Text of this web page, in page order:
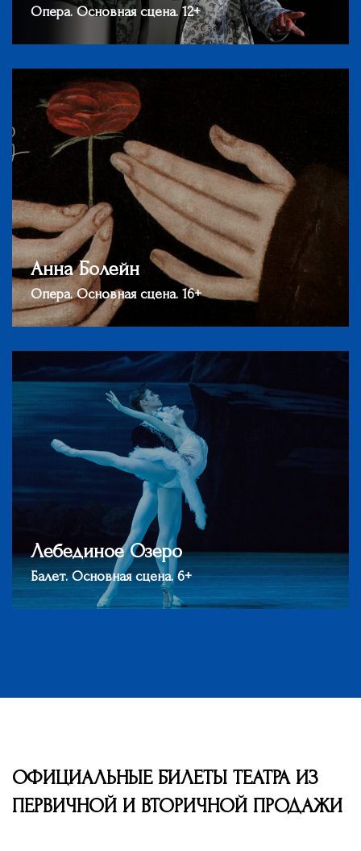
Опера. Основная сцена. 12+
Анна Болейн
Опера. Основная сцена. 16+
Лебединое Озеро
Балет. Основная сцена. 6+
ОФИЦИАЛЬНЫЕ БИЛЕТЫ ТЕАТРА ИЗ
ПЕРВИЧНОЙ И ВТОРИЧНОЙ ПРОДАЖИ